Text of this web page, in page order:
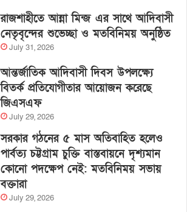
রাজশাহীতে আন্না মিন্জ এর সাথে আদিবাসী
নেতৃবৃন্দের শুভেচ্ছা ও মতবিনিময় অনুষ্ঠিত
July 31, 2026
আন্তর্জাতিক আদিবাসী দিবস উপলক্ষ্যে
বিতর্ক প্রতিযোগীতার আয়োজন করেছে
জিএসএফ
July 29, 2026
সরকার গঠনের ৫ মাস অতিবাহিত হলেও
পার্বত্য চট্টগ্রাম চুক্তি বাস্তবায়নে দৃশ্যমান
কোনো পদক্ষেপ নেই: মতবিনিময় সভায়
বক্তারা
July 29, 2026